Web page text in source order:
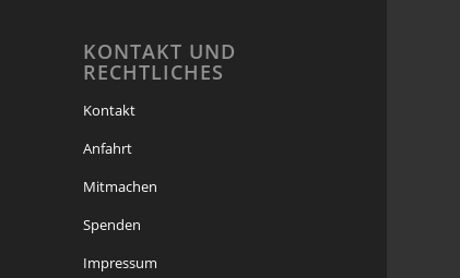
KONTAKT UND
RECHTLICHES
Kontakt
Anfahrt
Mitmachen
Spenden
Impressum